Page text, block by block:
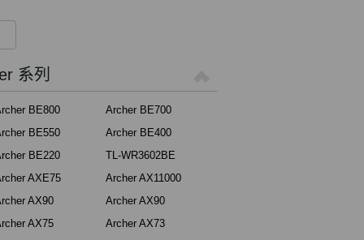
系列
BE800
Archer BE700
BE550
Archer BE400
BE220
TL-WR3602BE
AXE75
Archer AX11000
AX90
Archer AX90
AX75
Archer AX73